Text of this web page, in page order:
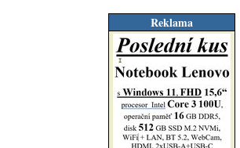
Reklama